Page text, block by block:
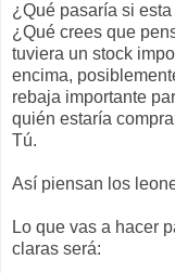
¿Qué pasaría si
¿Qué crees que
tuviera un stock
encima,
rebaja importante
quién estaría
Tú.
Así piensan los
Lo que vas a hacer
claras será: